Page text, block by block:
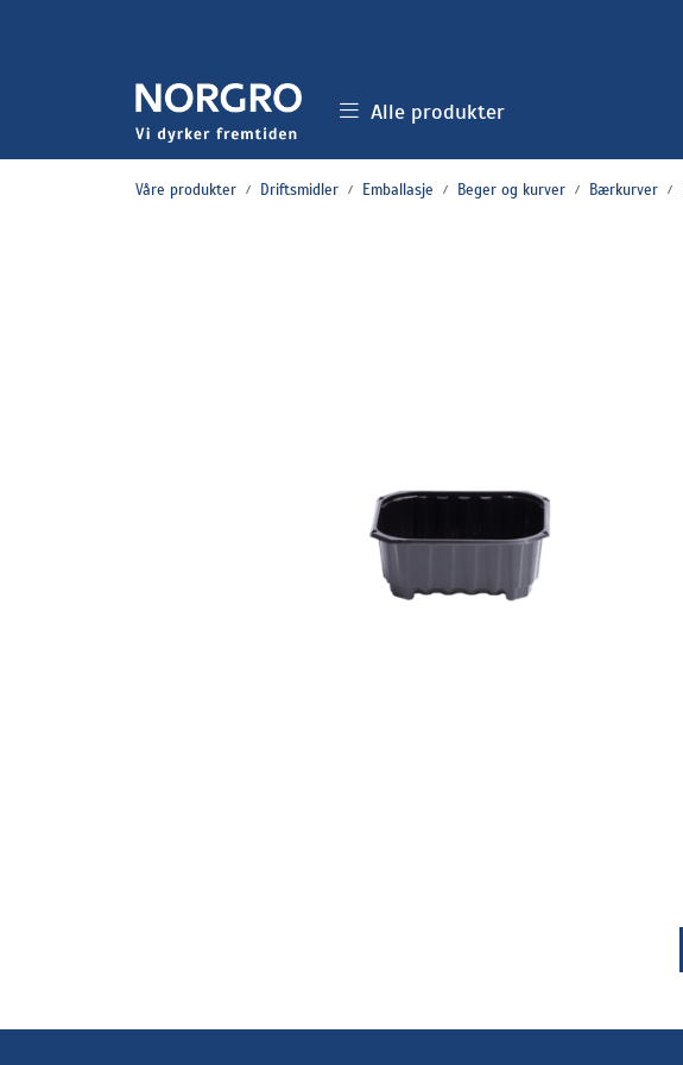
Alle produkter
Våre produkter Driftsmidler Emballasje Beger og kurver Bærkurver